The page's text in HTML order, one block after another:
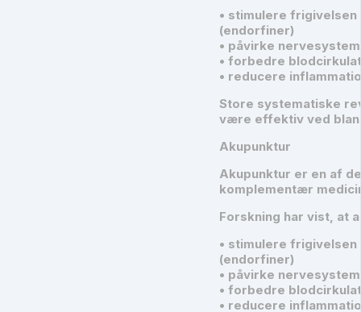
• stimulere
(endorfiner)
• påvirke
• forbedre
• reducere
Store systematiske
være effektiv ved
Akupunktur
Akupunktur er en af
komplementær
Forskning har vist, at
• stimulere
(endorfiner)
• påvirke
• forbedre
• reducere